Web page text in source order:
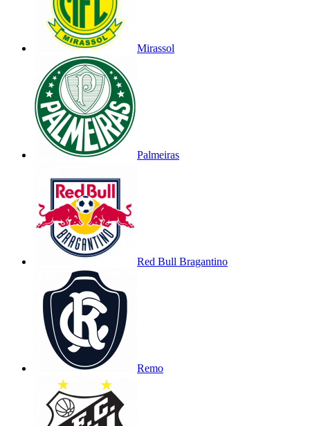
Mirassol
Palmeiras
Red Bull Bragantino
Remo